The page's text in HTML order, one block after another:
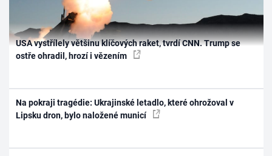
USA vystřílely většinu klíčových raket, tvrdí CNN. Trump se
ostře ohradil, hrozí i vězením
Na pokraji tragédie: Ukrajinské letadlo, které ohrožoval v
Lipsku dron, bylo naložené municí